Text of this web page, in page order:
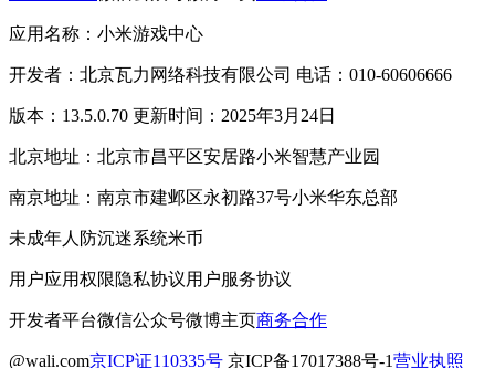
应用名称：小米游戏中心
开发者：北京瓦力网络科技有限公司 电话：010-60606666
版本：13.5.0.70 更新时间：2025年3月24日
北京地址：北京市昌平区安居路小米智慧产业园
南京地址：南京市建邺区永初路37号小米华东总部
未成年人防沉迷系统米币
用户应用权限隐私协议用户服务协议
开发者平台微信公众号微博主页商务合作
@wali.com京ICP证110335号 京ICP备17017388号-1营业执照